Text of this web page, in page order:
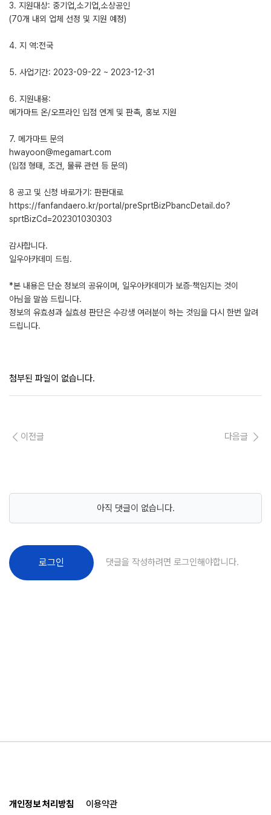
3. 지원대상: 중기업,소기업,소상공인
(70개 내외 업체 선정 및 지원 예정)
4. 지 역:전국
5. 사업기간: 2023-09-22 ~ 2023-12-31
6. 지원내용:
메가마트 온/오프라인 입점 연계 및 판촉, 홍보 지원
7. 메가마트 문의
hwayoon@megamart.com
(입점 형태, 조건, 물류 관련 등 문의)
8 공고 및 신청 바로가기: 판판대로
https://fanfandaero.kr/portal/preSprtBizPbancDetail.do?
sprtBizCd=202301030303
감사합니다.
일우아카데미 드림.
*본 내용은 단순 정보의 공유이며, 일우아카데미가 보증·책임지는 것이
아님을 말씀 드립니다.
정보의 유효성과 실효성 판단은 수강생 여러분이 하는 것임을 다시 한번 알려
드립니다.
첨부된 파일이 없습니다.
이전글 다음글
아직 댓글이 없습니다.
로그인 댓글을 작성하려면 로그인해야합니다.
개인정보 처리방침 이용약관